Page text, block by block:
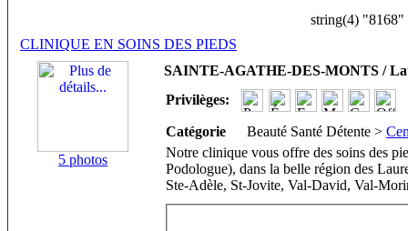
string(4) "8168"
CLINIQUE EN SOINS DES PIEDS
5 photos
SAINTE-AGATHE-DES-MONTS /
Privilèges:
Catégorie Beauté Santé Détente >
Notre clinique vous offre des soins des
Podologue), dans la belle région des
Ste-Adèle, St-Jovite, Val-David, Val-